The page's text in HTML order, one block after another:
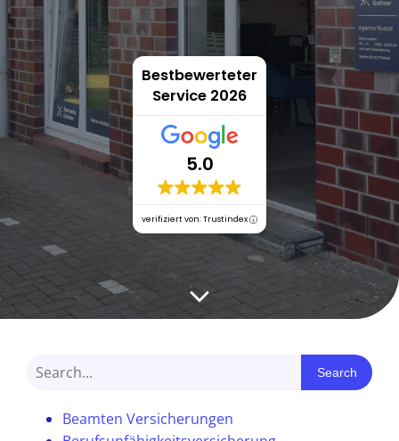
Bestbewerteter
Service 2026
5.0
verifiziert von: Trustindex
Search
Beamten Versicherungen